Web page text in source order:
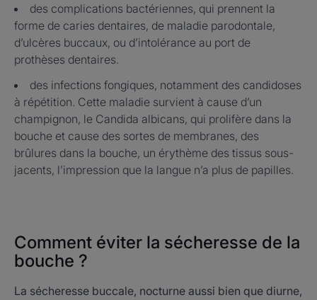
des complications bactériennes, qui prennent la
forme de caries dentaires, de maladie parodontale,
d’ulcères buccaux, ou d’intolérance au port de
prothèses dentaires.
des infections fongiques, notamment des candidoses
à répétition. Cette maladie survient à cause d’un
champignon, le Candida albicans, qui prolifère dans la
bouche et cause des sortes de membranes, des
brûlures dans la bouche, un érythème des tissus sous-
jacents, l’impression que la langue n’a plus de papilles.
Comment éviter la sécheresse de la
bouche ?
La sécheresse buccale, nocturne aussi bien que diurne,